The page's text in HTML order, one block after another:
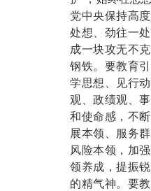
党中央保持高
处想、劲往一
成一块攻无不
钢铁。要教育
学思想、见行
观、政绩观、
和使命感，不
展本领、服务
风险本领，加
领养成，提振
的精气神。要